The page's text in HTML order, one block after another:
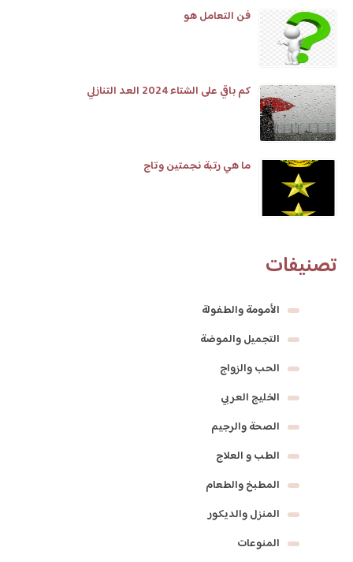
فن التعامل هو
كم باقي على الشتاء 2024 العد التنازلي
ما هي رتبة نجمتين وتاج
تصنيفات
الأمومة والطفولة
التجميل والموضة
الحب والزواج
الخليج العربي
الصحة والرجيم
الطب و العلاج
المطبخ والطعام
المنزل والديكور
المنوعات